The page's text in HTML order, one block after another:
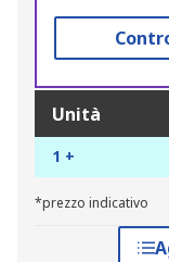
Unità
1 +
*prezzo indicativo